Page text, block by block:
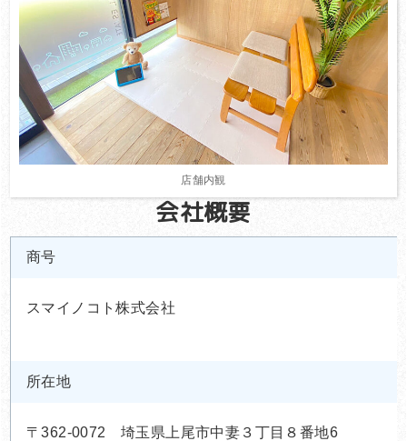
店舗内観
会社概要
商号
スマイノコト株式会社
所在地
〒362-0072 埼玉県上尾市中妻３丁目８番地6